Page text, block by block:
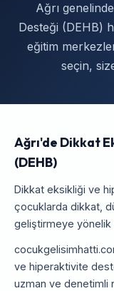
Ağrı
Desteği (DEHB)
eğitim
seçin,
Ağrı'de Dikkat
(DEHB)
Dikkat eksikliği ve
çocuklarda dikkat,
geliştirmeye yönelik
ve hiperaktivite
uzman ve denetimli